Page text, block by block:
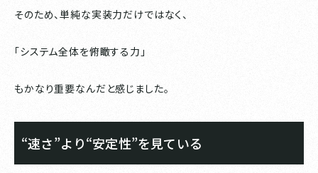
そのため、単純な実装力だけではなく、
「システム全体を俯瞰する力」
もかなり重要なんだと感じました。
“速さ”より“安定性”を見ている